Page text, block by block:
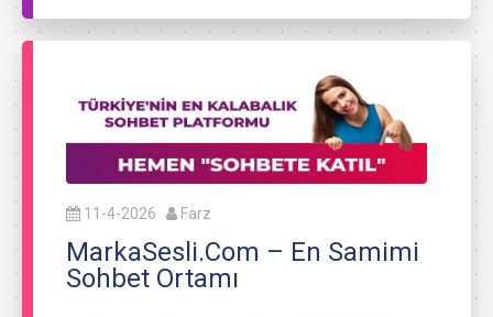
11-4-2026 Farz
MarkaSesli.Com – En Samimi
Sohbet Ortamı